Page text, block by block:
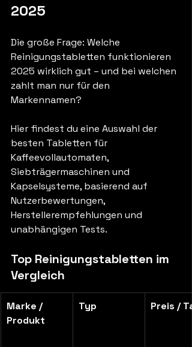
2025
Die große Frage: Welche
Reinigungstabletten funktionieren
2025 wirklich gut – und bei welchen
zahlt man nur für den
Markennamen?
Hier findest du eine Auswahl der
besten Tabletten für
Kaffeevollautomaten,
Siebträgermaschinen und
Kapselsysteme, basierend auf
Nutzerbewertungen,
Herstellerempfehlungen und
unabhängigen Tests.
Top Reinigungstabletten im
Vergleich
Marke /
Produkt
Typ Preis /